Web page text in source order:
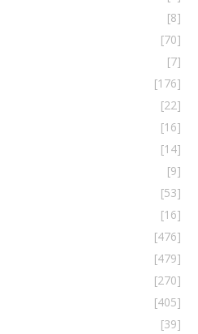
[8]
[70]
[7]
[176]
[22]
[16]
[14]
[9]
[53]
[16]
[476]
[479]
[270]
[405]
[39]